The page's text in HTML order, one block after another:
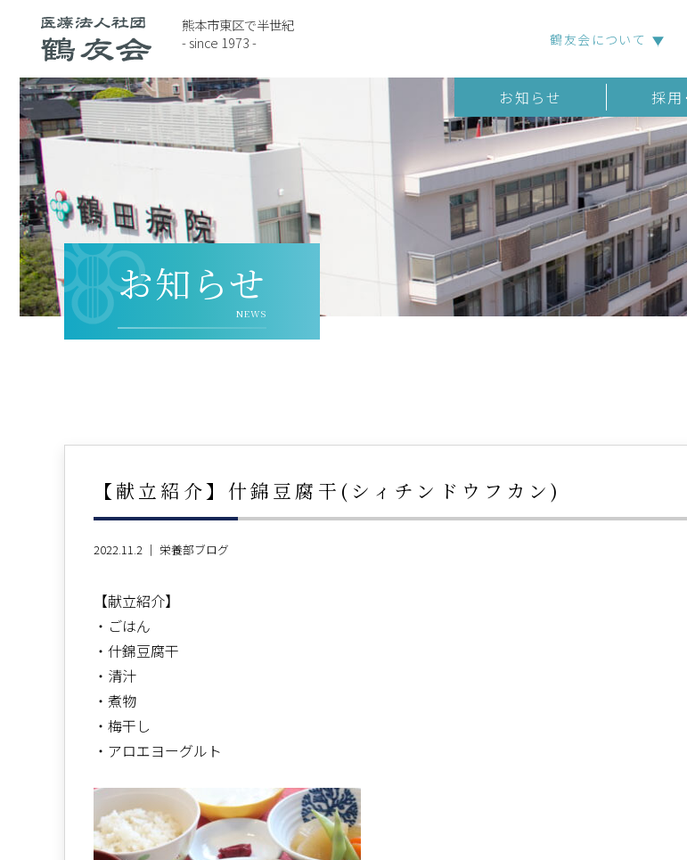
熊本市東区で半世紀
- since 1973 -
鶴友会について
お知らせ 採用
お知らせ
NEWS
【献立紹介】什錦豆腐干(シィチンドウフカン)
2022.11.2 ｜ 栄養部ブログ
【献立紹介】
・ごはん
・什錦豆腐干
・清汁
・煮物
・梅干し
・アロエヨーグルト